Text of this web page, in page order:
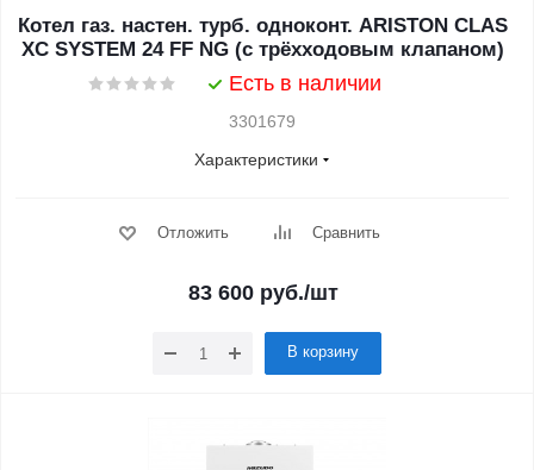
Котел газ. настен. турб. одноконт. ARISTON CLAS
XC SYSTEM 24 FF NG (c трёхходовым клапаном)
Есть в наличии
3301679
Характеристики
Отложить Сравнить
83 600руб./шт
В корзину